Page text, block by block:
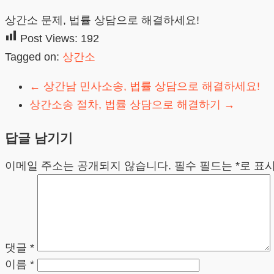
상간소 문제, 법률 상담으로 해결하세요!
Post Views: 192
Tagged on: 상간소
← 상간남 민사소송, 법률 상담으로 해결하세요!
상간소송 절차, 법률 상담으로 해결하기
→
답글 남기기
이메일 주소는 공개되지 않습니다. 필수 필드는 *로 표
댓글 *
이름 *